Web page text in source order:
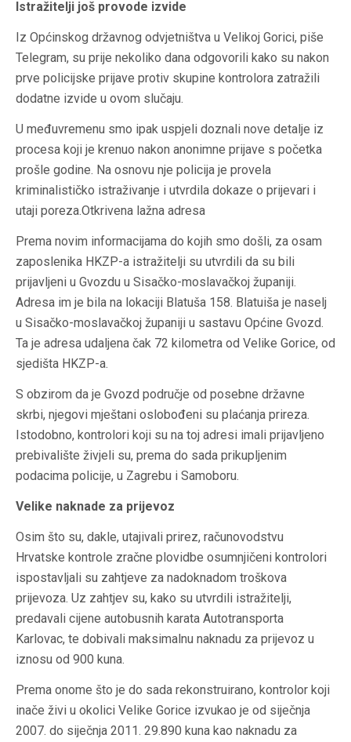
Istražitelji još provode izvide
Iz Općinskog državnog odvjetništva u Velikoj Gorici, piše
Telegram, su prije nekoliko dana odgovorili kako su nakon
prve policijske prijave protiv skupine kontrolora zatražili
dodatne izvide u ovom slučaju.
U međuvremenu smo ipak uspjeli doznali nove detalje iz
procesa koji je krenuo nakon anonimne prijave s početka
prošle godine. Na osnovu nje policija je provela
kriminalističko istraživanje i utvrdila dokaze o prijevari i
utaji poreza.Otkrivena lažna adresa
Prema novim informacijama do kojih smo došli, za osam
zaposlenika HKZP-a istražitelji su utvrdili da su bili
prijavljeni u Gvozdu u Sisačko-moslavačkoj županiji.
Adresa im je bila na lokaciji Blatuša 158. Blatuiša je naselj
u Sisačko-moslavačkoj županiji u sastavu Općine Gvozd.
Ta je adresa udaljena čak 72 kilometra od Velike Gorice, od
sjedišta HKZP-a.
S obzirom da je Gvozd područje od posebne državne
skrbi, njegovi mještani oslobođeni su plaćanja prireza.
Istodobno, kontrolori koji su na toj adresi imali prijavljeno
prebivalište živjeli su, prema do sada prikupljenim
podacima policije, u Zagrebu i Samoboru.
Velike naknade za prijevoz
Osim što su, dakle, utajivali prirez, računovodstvu
Hrvatske kontrole zračne plovidbe osumnjičeni kontrolori
ispostavljali su zahtjeve za nadoknadom troškova
prijevoza. Uz zahtjev su, kako su utvrdili istražitelji,
predavali cijene autobusnih karata Autotransporta
Karlovac, te dobivali maksimalnu naknadu za prijevoz u
iznosu od 900 kuna.
Prema onome što je do sada rekonstruirano, kontrolor koji
inače živi u okolici Velike Gorice izvukao je od siječnja
2007. do siječnja 2011. 29.890 kuna kao naknadu za